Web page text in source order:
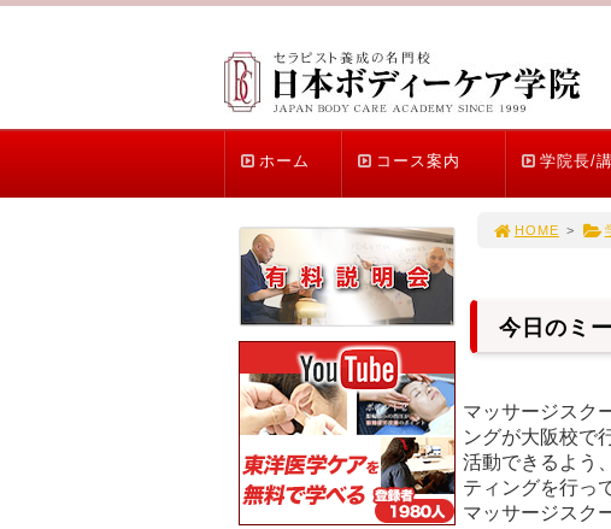
ホーム コース案内 学院長/
HOME >
今日のミ
マッサージスク
ングが大阪校で
活動できるよう
ティ
マッサージスク